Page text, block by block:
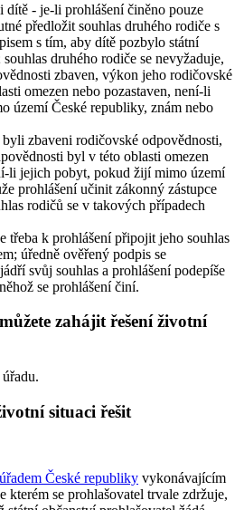
dítě - je-li prohlášení činěno pouze
předložit souhlas druhého rodiče s
s tím, aby dítě pozbylo státní
druhého rodiče se nevyžaduje,
zbaven, výkon jeho rodičovské
omezen nebo pozastaven, není-li
území České republiky, znám nebo
zbaveni rodičovské odpovědnosti,
byl v této oblasti omezen
li jejich pobyt, pokud žijí mimo území
prohlášení učinit zákonný zástupce
rodičů se v takových případech
třeba k prohlášení připojit jeho souhlas
úředně ověřený podpis se
svůj souhlas a prohlášení podepíše
se prohlášení činí.
zahájit řešení životní
situaci řešit
České republiky vykonávajícím
kterém se prohlašovatel trvale zdržuje,